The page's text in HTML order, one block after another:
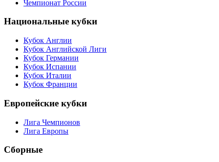
Чемпионат России
Национальные кубки
Кубок Англии
Кубок Английской Лиги
Кубок Германии
Кубок Испании
Кубок Италии
Кубок Франции
Европейские кубки
Лига Чемпионов
Лига Европы
Сборные